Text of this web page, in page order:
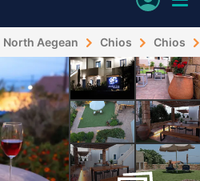
North Aegean Chios Chios